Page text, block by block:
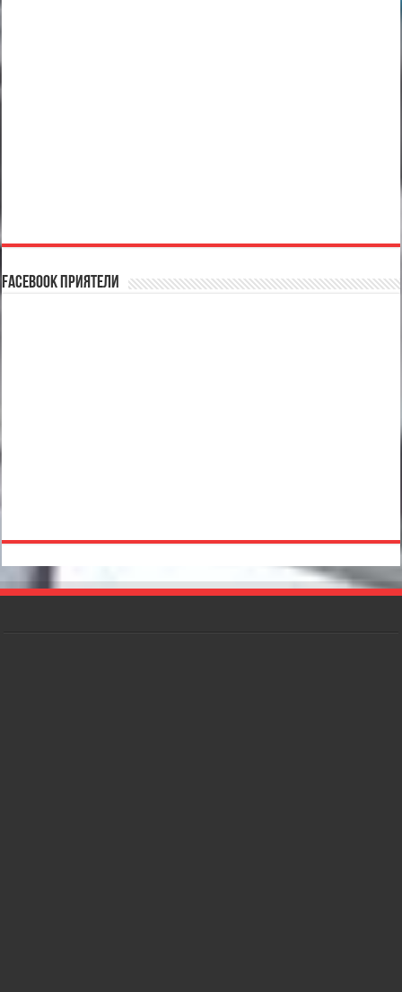
Facebook Приятели